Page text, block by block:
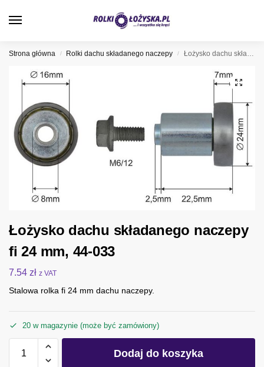
Strona główna / Rolki dachu składanego naczepy / Łożysko dachu składanego naczepy fi 24 mm, 44-033
Łożysko dachu składanego naczepy
fi 24 mm, 44-033
7.54 zł z VAT
Stalowa rolka fi 24 mm dachu naczepy.
20 w magazynie (może być zamówiony)
Dodaj do koszyka